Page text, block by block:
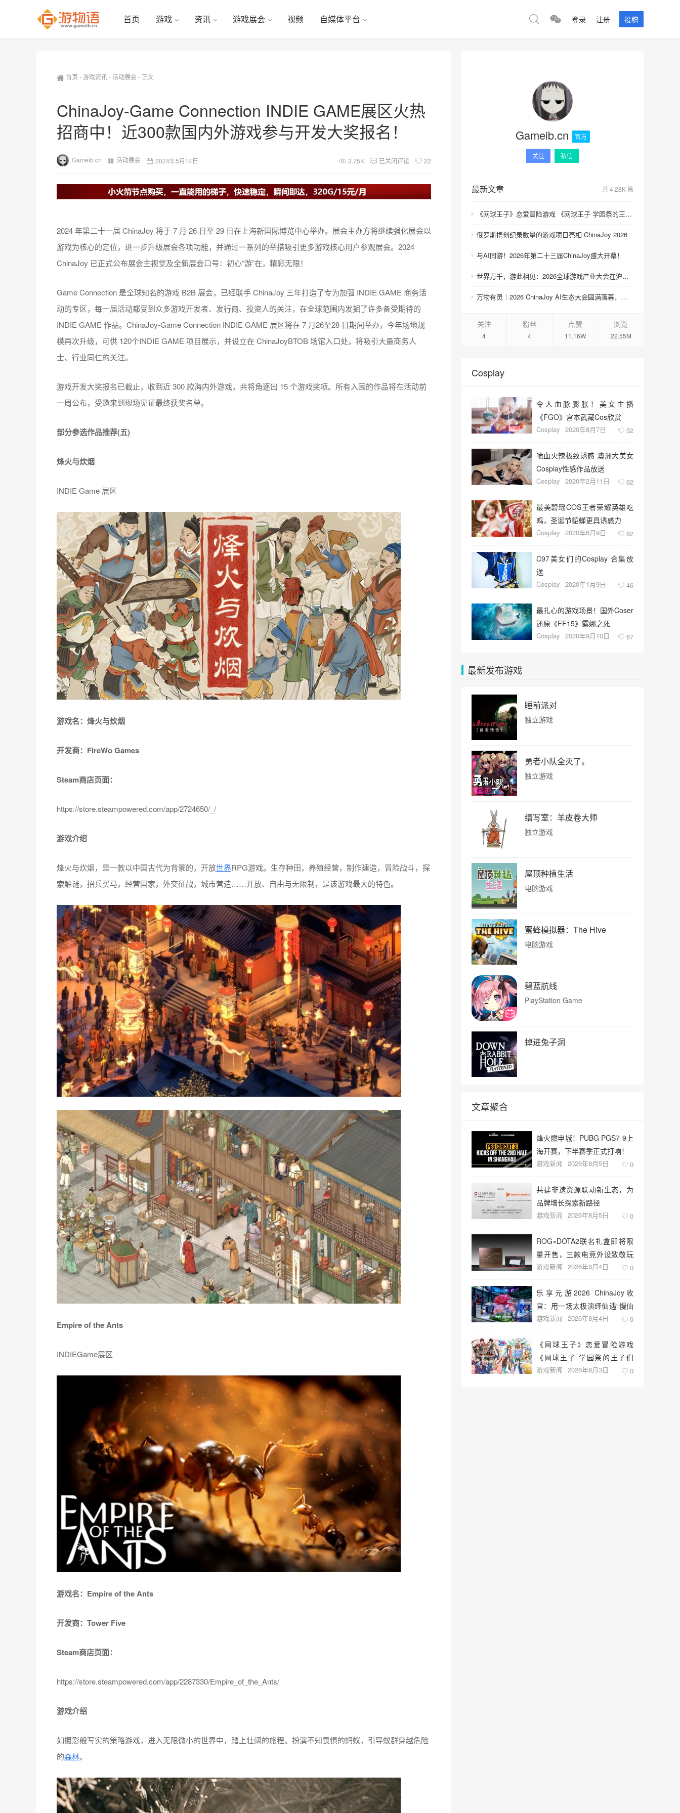
首页 游戏 资讯 游戏展会 视频 自媒体平台 登录 注册 投稿
首页 -游戏资讯-活动展会- 正文
ChinaJoy-Game Connection INDIE GAME展区火热
招商中！近300款国内外游戏参与开发大奖报名！
Gameib.cn 活动展会 2024年5月14日 3.75K 已关闭评论 22
2024 年第二十一届 ChinaJoy 将于 7 月 26 日至 29 日在上海新国际博览中心举办。展会主办方将继续强化展会以
游戏为核心的定位，进一步升级展会各项功能，并通过一系列的举措吸引更多游戏核心用户参观展会。2024
INDIE GAME 作品。ChinaJoy-Game Connection INDIE GAME 展区将在 7 月26至28 日期间举办，今年场地规
士、行业同仁的关注。
游戏开发大奖报名已截止，收到近 300 款海内外游戏，共将角逐出 15 个游戏奖项。所有入围的作品将在活动前
一周公布，受邀来到现场见证最终获奖名单。
部分参选作品推荐(五)
烽火与炊烟
INDIE Game 展区
游戏名：烽火与炊烟
开发商：FireWo Games
Steam商店页面：
https://store.steampowered.com/app/2724650/_/
游戏介绍
烽火与炊烟，是一款以中国古代为背景的，开放世界RPG游戏。生存种田，养殖经营，制作建造，冒险战斗，探
索解谜，招兵买马，经营国家，外交征战，城市营造……开放、自由与无限制，是该游戏最大的特色。
Empire of the Ants
INDIEGame展区
游戏名：Empire of the Ants
开发商：Tower Five
Gameib.cn 官方
关注 私信
最新文章 共 4.28K 篇
《网球王子》恋爱冒险游戏 《网球王子 学园祭的王子们 ♡-40 and more…》与《网球王子 心跳求生 Tie break ♡game》发售
俄罗斯携创纪录数量的游戏项目亮相 ChinaJoy 2026
与AI同游！2026年第二十三届ChinaJoy盛大开幕！
世界万千，游此相见：2026全球游戏产业大会在沪举办
万物有灵｜2026 ChinaJoy AI生态大会圆满落幕，共探AI生态跃迁之路
关注
4
粉丝
4
点赞
11.16W
浏览
22.55M
Cosplay
令人血脉膨胀！美女主播
《FGO》宫本武藏Cos欣赏
Cosplay 2020年8月7日 52
喷血火辣极致诱惑 澳洲大美女
Cosplay性感作品放送
Cosplay 2020年2月11日 62
最美碧瑶COS王者荣耀英雄吃
鸡，圣诞节貂蝉更具诱惑力
Cosplay 2020年6月9日 82
C97美女们的Cosplay 合集放
送
Cosplay 2020年1月9日 46
最扎心的游戏场景！国外Coser
还原《FF15》露娜之死
Cosplay 2020年9月10日 67
最新发布游戏
睡前派对
独立游戏
勇者小队全灭了。
独立游戏
缮写室：羊皮卷大师
独立游戏
屋顶种植生活
电脑游戏
蜜蜂模拟器：The Hive
电脑游戏
碧蓝航线
PlayStation Game
掉进兔子洞
文章聚合
烽火燃申城！PUBG PGS7-9上
海开赛，下半赛季正式打响！
游戏新闻 2026年8月5日 0
共建非遗资源联动新生态，为
品牌增长探索新路径
游戏新闻 2026年8月5日 0
ROG×DOTA2联名礼盒即将限
量开售，三款电竞外设致敬玩
家青春记忆
游戏新闻 2026年8月4日 0
乐享元游2026 ChinaJoy收
官：用一场太极演绎仙遇“慢仙
侠”
游戏新闻 2026年8月4日 0
《网球王子》恋爱冒险游戏
《网球王子 学园祭的王子们
♡-40 and more…》与《网球
游戏新闻 2026年8月3日 0